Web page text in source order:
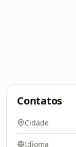
Contatos
Cidade
Idioma